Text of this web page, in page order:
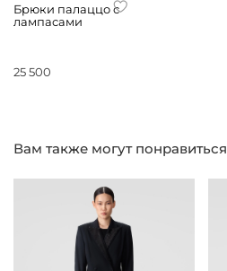
Брюки палаццо с
лампасами
25 500
Вам также могут понравиться